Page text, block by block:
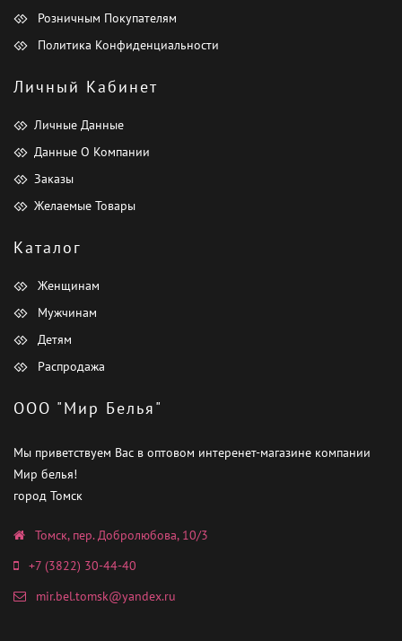
Розничным Покупателям
Политика Конфиденциальности
Личный Кабинет
Личные Данные
Данные О Компании
Заказы
Желаемые Товары
Каталог
Женщинам
Мужчинам
Детям
Распродажа
ООО "Мир Белья"
Мы приветствуем Вас в оптовом интеренет-магазине компании
Мир белья!
город Томск
Томск, пер. Добролюбова, 10/3
+7 (3822) 30-44-40
mir.bel.tomsk@yandex.ru